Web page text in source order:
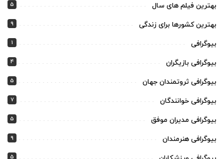
بهترین فیلم های سال 5
بهترین کشورها برای زندگی 9
بیوگرافی 1
بیوگرافی بازیگران 4
بیوگرافی ثروتمندان جهان 5
بیوگرافی خوانندگان 7
بیوگرافی مدیران موفق 5
بیوگرافی هنرمندان 9
5